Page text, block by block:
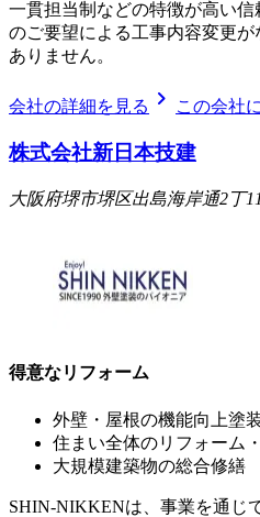
一貫担当制などの特徴が高い
のご要望による工事内容変更
ありません。
会社の詳細を見る chevron_right この会社
株式会社新日本技建
大阪府堺市堺区出島海岸通2丁
得意なリフォーム
外壁・屋根の機能向上塗
住まい全体のリフォーム
大規模建築物の総合修繕
SHIN-NIKKENは、事業を通じ